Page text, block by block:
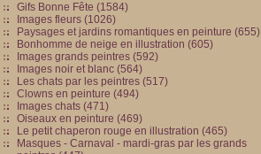
Gifs Bonne Fête (1584)
Images fleurs (1026)
Paysages et jardins romantiques en peinture (655)
Bonhomme de neige en illustration (605)
Images grands peintres (592)
Images noir et blanc (564)
Les chats par les peintres (517)
Clowns en peinture (494)
Images chats (471)
Oiseaux en peinture (469)
Le petit chaperon rouge en illustration (465)
Masques - Carnaval - mardi-gras par les grands